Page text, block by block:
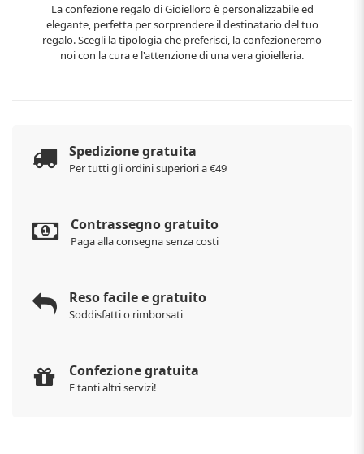
La confezione regalo di Gioielloro è personalizzabile ed
elegante, perfetta per sorprendere il destinatario del tuo
regalo. Scegli la tipologia che preferisci, la confezioneremo
noi con la cura e l'attenzione di una vera gioielleria.
Spedizione gratuita
Per tutti gli ordini superiori a €49
Contrassegno gratuito
Paga alla consegna senza costi
Reso facile e gratuito
Soddisfatti o rimborsati
Confezione gratuita
E tanti altri servizi!